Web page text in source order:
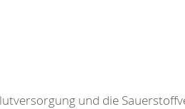
und die